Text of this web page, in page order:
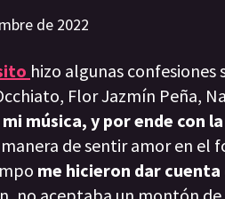
de 2022
hizo algunas confesiones
Flor Jazmín Peña,
música, y por ende con
de sentir amor en el
me hicieron dar